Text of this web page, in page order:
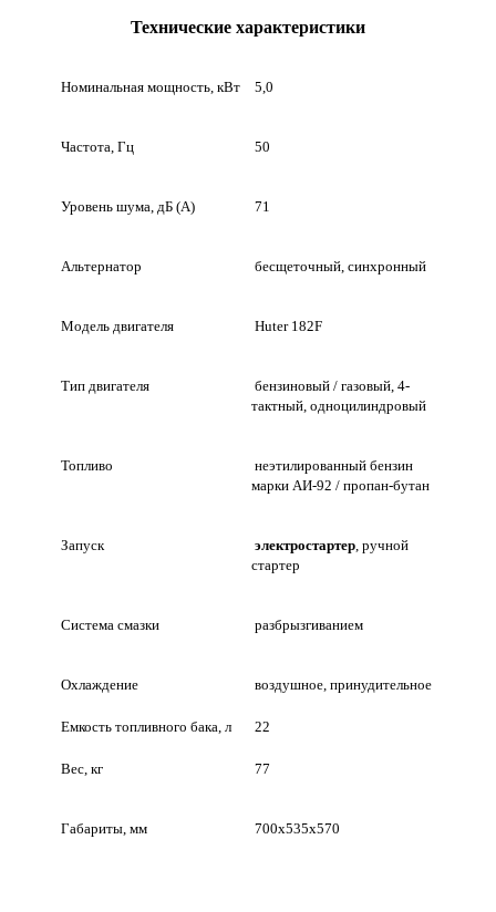
Технические характеристики
Номинальная мощность, кВт 5,0
Частота, Гц 50
Уровень шума, дБ (А) 71
Альтернатор бесщеточный, синхронный
Модель двигателя Huter 182F
Тип двигателя
бензиновый / газовый, 4-
тактный, одноцилиндровый
Топливо
неэтилированный бензин
марки АИ-92 / пропан-бутан
Запуск электростартер, ручной
стартер
Система смазки разбрызгиванием
Охлаждение воздушное, принудительное
Емкость топливного бака, л 22
Вес, кг 77
Габариты, мм 700х535х570